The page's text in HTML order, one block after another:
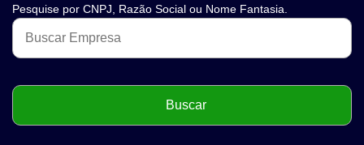
Pesquise por CNPJ, Razão Social ou Nome Fantasia.